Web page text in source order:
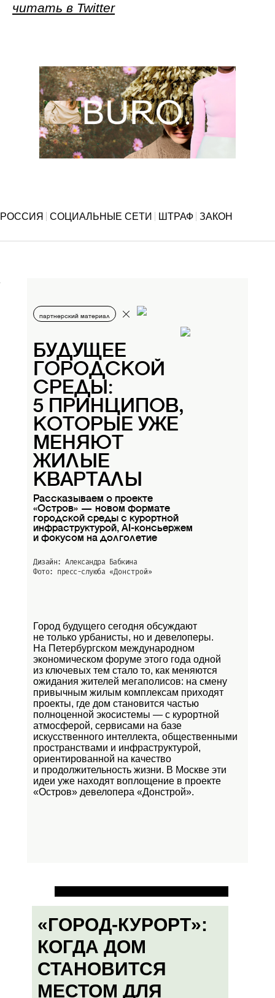
читать в Twitter
РОССИЯ СОЦИАЛЬНЫЕ СЕТИ ШТРАФ ЗАКОН
партнерский материал
БУДУЩЕЕ
ГОРОДСКОЙ
СРЕДЫ:
5 ПРИНЦИПОВ,
КОТОРЫЕ УЖЕ
МЕНЯЮТ
ЖИЛЫЕ
КВАРТАЛЫ
Рассказываем о проекте
«Остров» — новом формате
городской среды с курортной
инфраструктурой, AI-консьержем
и фокусом на долголетие
Дизайн: Александра Бабкина
Фото: пресс-слуюба «Донстрой»
Город будущего сегодня обсуждают
не только урбанисты, но и девелоперы.
На Петербургском международном
экономическом форуме этого года одной
из ключевых тем стало то, как меняются
ожидания жителей мегаполисов: на смену
привычным жилым комплексам приходят
проекты, где дом становится частью
полноценной экосистемы — с курортной
атмосферой, сервисами на базе
искусственного интеллекта, общественными
пространствами и инфраструктурой,
ориентированной на качество
и продолжительность жизни. В Москве эти
идеи уже находят воплощение в проекте
«Остров» девелопера «Донстрой».
«ГОРОД-КУРОРТ»:
КОГДА ДОМ
СТАНОВИТСЯ
МЕСТОМ ДЛЯ